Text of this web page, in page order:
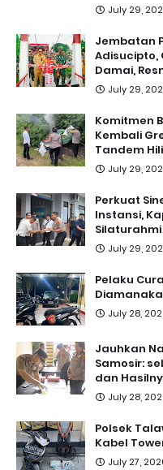
July 29,
Jembatan
Adisucipto,
Damai,
July 29,
Komitmen
Kembali
Tandem
July 29,
Perkuat
Instansi,
Silaturahmi
July 29,
Pelaku
July 28,
Jauhkan
Samosir:
dan
July 28,
Polsek
Kabel
July 27,